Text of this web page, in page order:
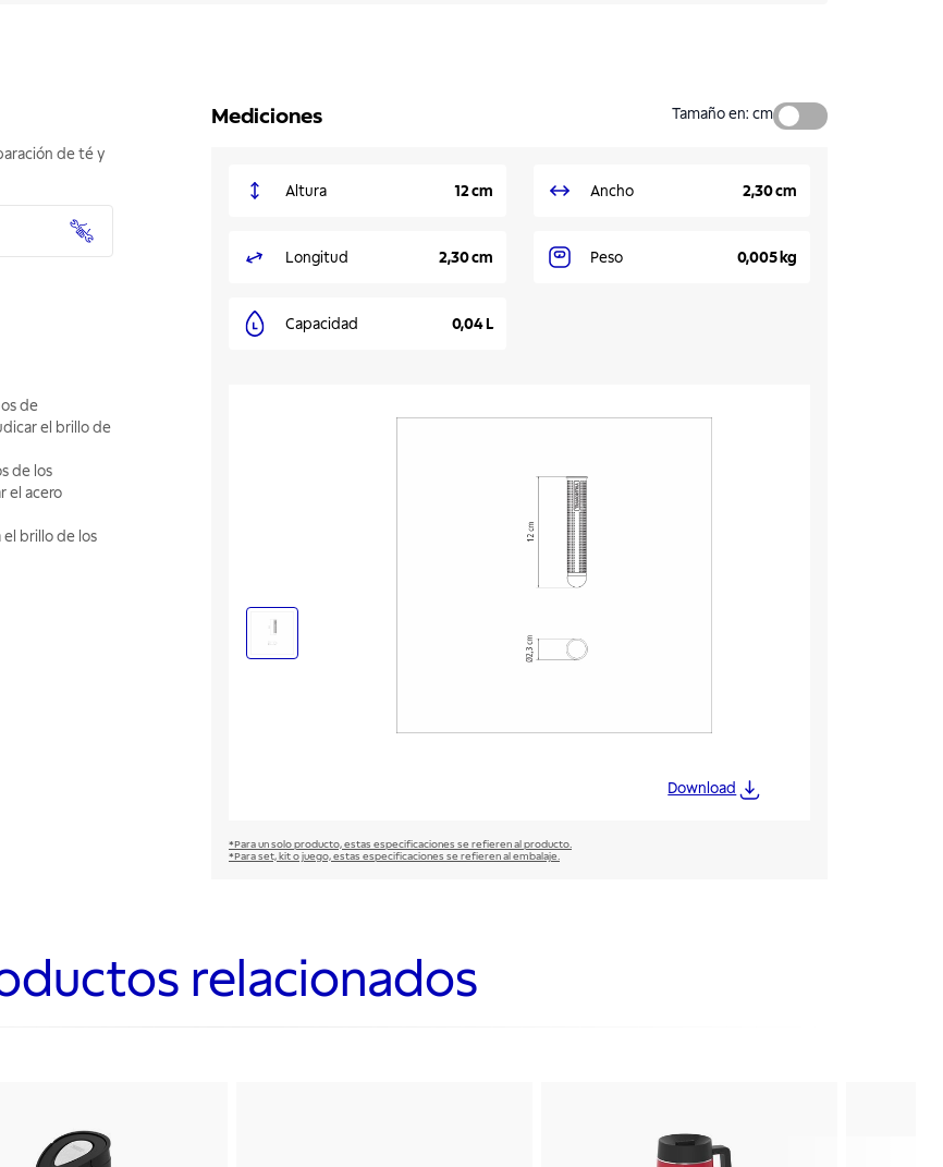
de té y
de
el brillo de
de los
el acero
el brillo de los
Mediciones Tamaño en: cm
Altura 12 cm Ancho 2,30 cm
Longitud 2,30 cm Peso 0,005 kg
Capacidad 0,04 L
Download
*Para un solo producto, estas especificaciones se refieren al producto.
*Para set, kit o juego, estas especificaciones se refieren al embalaje.
relacionados